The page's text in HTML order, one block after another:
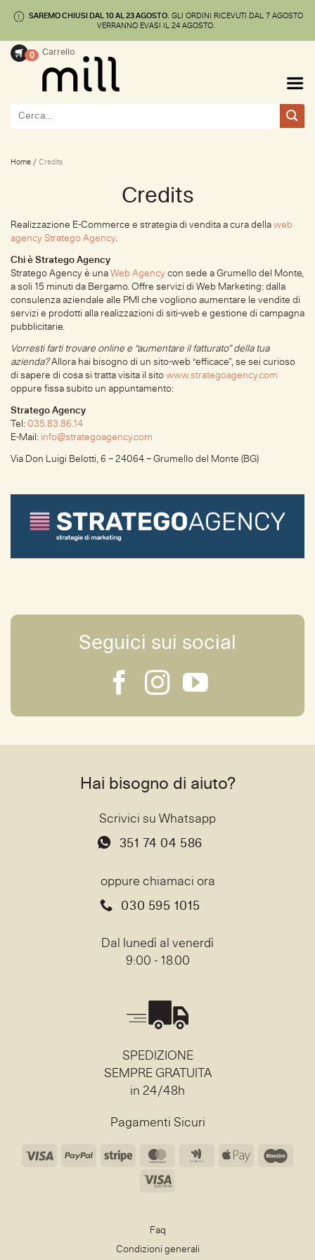
Salta
0 Carrello
Home / Credits
Credits
Realizzazione E-Commerce e strategia di vendita a cura della web
agency Stratego Agency.
Chi è Stratego Agency
Stratego Agency è una Web Agency con sede a Grumello del Monte,
a soli 15 minuti da Bergamo. Offre servizi di Web Marketing: dalla
consulenza aziendale alle PMI che vogliono aumentare le vendite di
servizi e prodotti alla realizzazioni di siti-web e gestione di campagna
pubblicitarie.
Vorresti farti trovare online e “aumentare il fatturato” della tua
azienda?Allora hai bisogno di un sito-web “efficace”, se sei curioso
di sapere di cosa si tratta visita il sito www.strategoagency.com
oppure fissa subito un appuntamento:
Stratego Agency
Tel: 035.83.86.14
E-Mail: info@strategoagency.com
Via Don Luigi Belotti, 6 – 24064 – Grumello del Monte (BG)
Seguici sui social
Hai bisogno di aiuto?
SPEDIZIONE
SEMPRE GRATUITA
in 24/48h
Pagamenti Sicuri
Visa PayPalStripe MasterCard
GoogleApple
Visa
Scrivici su Whatsapp
351 74 04 586
oppure chiamaci ora
030 595 1015
Dal lunedì al venerdì
9:00 - 18.00
Faq
Condizioni generali
🚚 SPEDIZIONE GRATUITA ENTRO 24/48 ORE
SAREMO CHIUSI DAL 10 AL 23 AGOSTO. GLI ORDINI RICEVUTI DAL 7 AGOSTO
VERRANNO EVASI IL 24 AGOSTO.